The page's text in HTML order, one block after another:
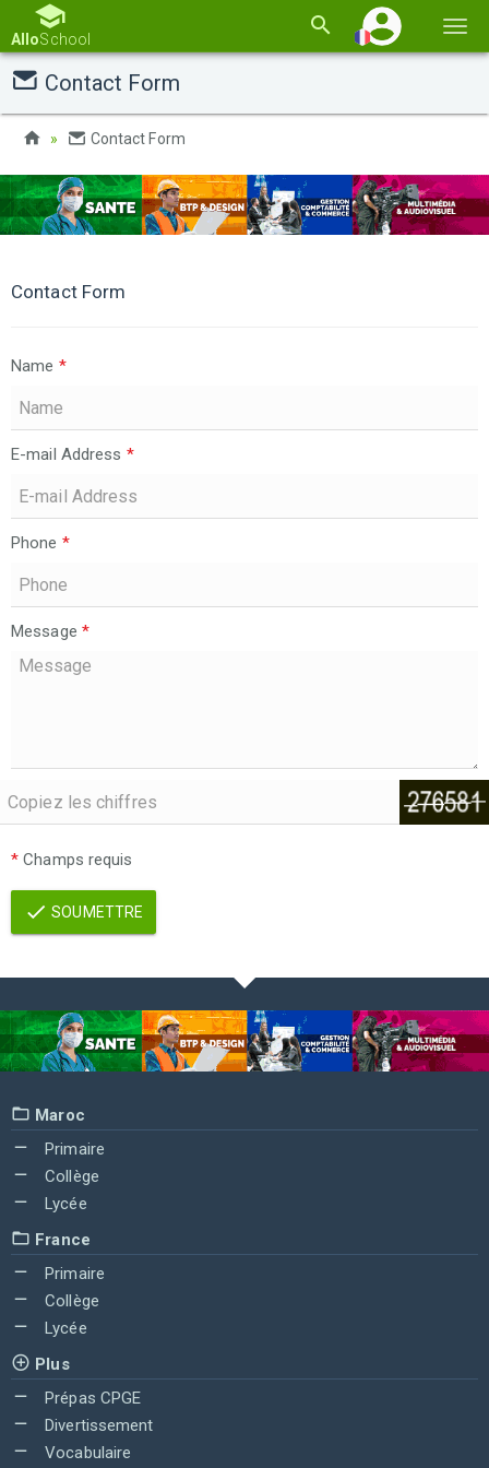
la
AlloSchool
Contact Form
Contact Form
Contact Form
Name *
E-mail Address *
Phone *
Message *
* Champs requis
SOUMETTRE
Maroc
Primaire
Collège
Lycée
France
Primaire
Collège
Lycée
Plus
Prépas CPGE
Divertissement
Vocabulaire